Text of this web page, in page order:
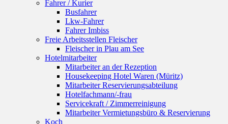
Fahrer / Kurier
Busfahrer
Lkw-Fahrer
Fahrer Imbiss
Freie Arbeitsstellen Fleischer
Fleischer in Plau am See
Hotelmitarbeiter
Mitarbeiter an der Rezeption
Housekeeping Hotel Waren (Müritz)
Mitarbeiter Reservierungsabteilung
Hotelfachmann/-frau
Servicekraft / Zimmerreinigung
Mitarbeiter Vermietungsbüro & Reservierung
Koch